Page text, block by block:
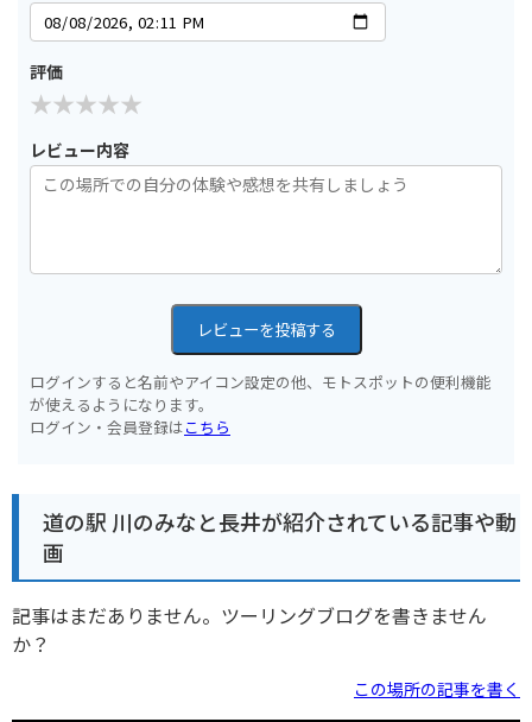
評価
レビュー内容
レビューを投稿する
ログインすると名前やアイコン設定の他、モトスポットの便利機能
が使えるようになります。
ログイン・会員登録はこちら
道の駅 川のみなと長井が紹介されている記事や動
画
記事はまだありません。ツーリングブログを書きません
か？
この場所の記事を書く